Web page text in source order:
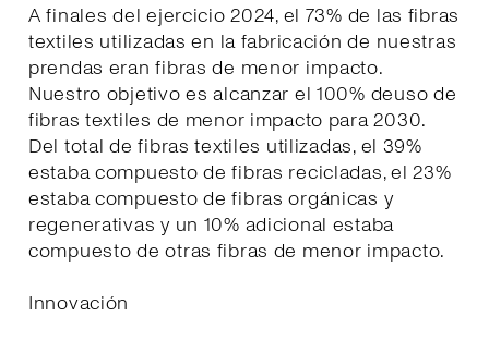
A finales del ejercicio 2024, el 73% de las fibras
textiles utilizadas en la fabricación de nuestras
prendas eran fibras de menor impacto.
Nuestro objetivo es alcanzar el 100% deuso de
fibras textiles de menor impacto para 2030.
Del total de fibras textiles utilizadas, el 39%
estaba compuesto de fibras recicladas, el 23%
estaba compuesto de fibras orgánicas y
regenerativas y un 10% adicional estaba
compuesto de otras fibras de menor impacto.
Innovación